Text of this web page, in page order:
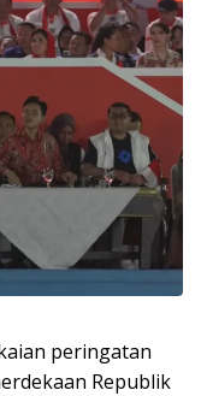
peringatan
Republik